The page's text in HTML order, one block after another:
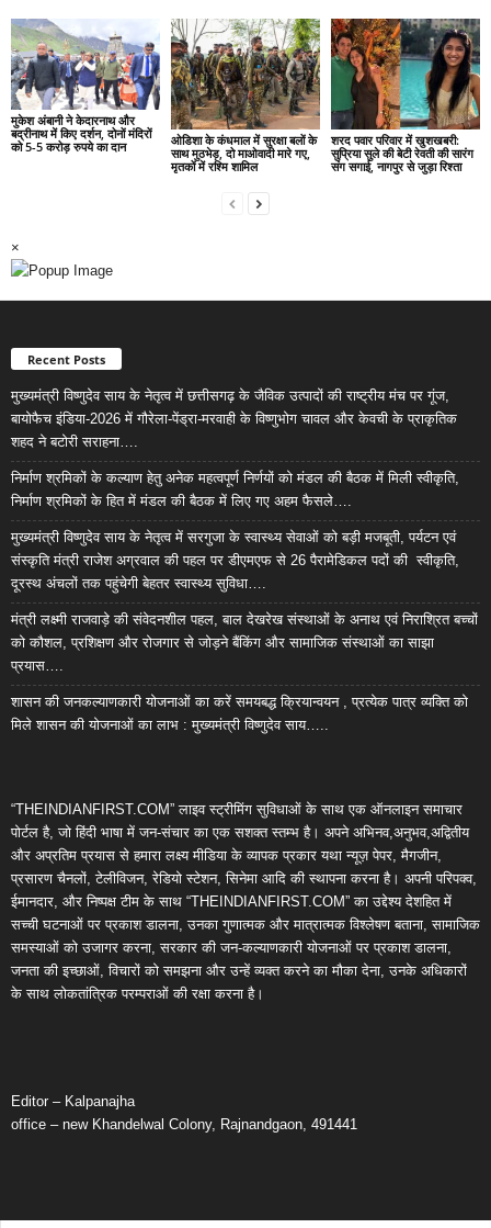
मुकेश अंबानी ने केदारनाथ और
बद्रीनाथ में किए दर्शन, दोनों मंदिरों
को 5-5 करोड़ रुपये का दान
ओडिशा के कंधमाल में सुरक्षा बलों के
साथ मुठभेड़, दो माओवादी मारे गए,
मृतकों में रश्मि शामिल
शरद पवार परिवार में खुशखबरी:
सुप्रिया सुले की बेटी रेवती की सारंग
संग सगाई, नागपुर से जुड़ा रिश्ता
×
Recent Posts
मुख्यमंत्री विष्णुदेव साय के नेतृत्व में छत्तीसगढ़ के जैविक उत्पादों की राष्ट्रीय मंच पर गूंज,
बायोफैच इंडिया-2026 में गौरेला-पेंड्रा-मरवाही के विष्णुभोग चावल और केवची के प्राकृतिक
शहद ने बटोरी सराहना….
निर्माण श्रमिकों के कल्याण हेतु अनेक महत्वपूर्ण निर्णयों को मंडल की बैठक में मिली स्वीकृति,
निर्माण श्रमिकों के हित में मंडल की बैठक में लिए गए अहम फैसले….
मुख्यमंत्री विष्णुदेव साय के नेतृत्व में सरगुजा के स्वास्थ्य सेवाओं को बड़ी मजबूती, पर्यटन एवं
संस्कृति मंत्री राजेश अग्रवाल की पहल पर डीएमएफ से 26 पैरामेडिकल पदों की स्वीकृति,
दूरस्थ अंचलों तक पहुंचेगी बेहतर स्वास्थ्य सुविधा….
मंत्री लक्ष्मी राजवाड़े की संवेदनशील पहल, बाल देखरेख संस्थाओं के अनाथ एवं निराश्रित बच्चों
को कौशल, प्रशिक्षण और रोजगार से जोड़ने बैंकिंग और सामाजिक संस्थाओं का साझा
प्रयास….
शासन की जनकल्याणकारी योजनाओं का करें समयबद्ध क्रियान्वयन , प्रत्येक पात्र व्यक्ति को
मिले शासन की योजनाओं का लाभ : मुख्यमंत्री विष्णुदेव साय…..
“THEINDIANFIRST.COM” लाइव स्ट्रीमिंग सुविधाओं के साथ एक ऑनलाइन समाचार
पोर्टल है, जो हिंदी भाषा में जन-संचार का एक सशक्त स्तम्भ है। अपने अभिनव,अनुभव,अद्वितीय
और अप्रतिम प्रयास से हमारा लक्ष्य मीडिया के व्यापक प्रकार यथा न्यूज़ पेपर, मैगजीन,
प्रसारण चैनलों, टेलीविजन, रेडियो स्टेशन, सिनेमा आदि की स्थापना करना है। अपनी परिपक्व,
ईमानदार, और निष्पक्ष टीम के साथ “THEINDIANFIRST.COM” का उद्देश्य देशहित में
सच्ची घटनाओं पर प्रकाश डालना, उनका गुणात्मक और मात्रात्मक विश्लेषण बताना, सामाजिक
समस्याओं को उजागर करना, सरकार की जन-कल्याणकारी योजनाओं पर प्रकाश डालना,
जनता की इच्छाओं, विचारों को समझना और उन्हें व्यक्त करने का मौका देना, उनके अधिकारों
के साथ लोकतांत्रिक परम्पराओं की रक्षा करना है।
Editor – Kalpanajha
office – new Khandelwal Colony, Rajnandgaon, 491441